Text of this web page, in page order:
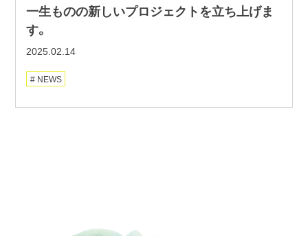
一生ものの新しいプロジェクトを立ち上げま
す。
2025.02.14
NEWS